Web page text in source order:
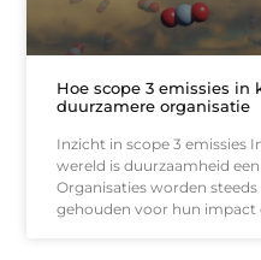
Hoe scope 3 emissies in
duurzamere organisatie
Inzicht in scope 3 emissies
wereld is duurzaamheid
Organisaties worden
gehouden voor hun impact